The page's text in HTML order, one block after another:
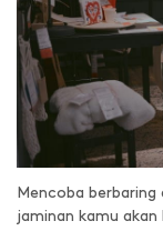
Mencoba
jaminan kamu